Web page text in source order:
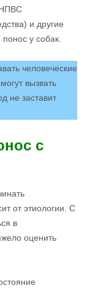
НПВС
и другие
у собак.
человеческие
вызвать
не заставит
с
от этиологии. С
в
оценить